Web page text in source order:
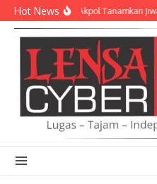
Lewati ke konten
Hot NewsTaruna Akpol Tanamkan